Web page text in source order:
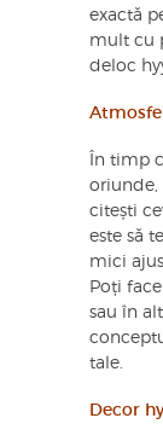
exactă
mult cu
deloc
În timp
oriunde,
citești
este să
mici
Poți
sau în
tale.
Decor